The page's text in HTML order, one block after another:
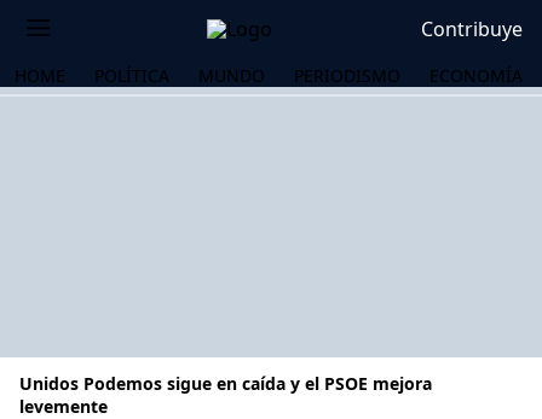
Contribuye
HOME POLÍTICA MUNDO PERIODISMO ECONOMÍA
Unidos Podemos sigue en caída y el PSOE mejora
levemente